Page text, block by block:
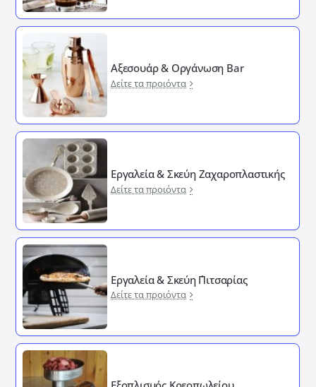
Αξεσουάρ & Οργάνωση Bar
Δείτε τα προιόντα
Εργαλεία & Σκεύη Ζαχαροπλαστικής
Δείτε τα προιόντα
Εργαλεία & Σκεύη ΄Πιτσαρίας
Δείτε τα προιόντα